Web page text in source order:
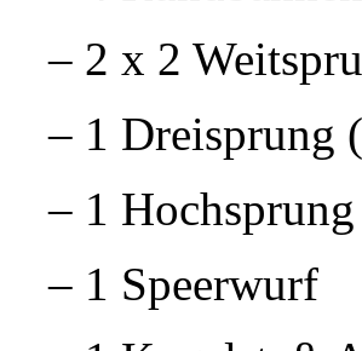
– 2 x 2
– 1 Dreisprung
– 1
– 1 Speerwurf